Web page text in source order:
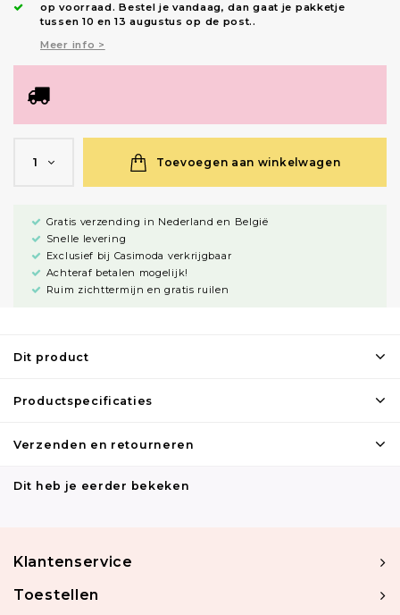
op voorraad.Bestel je vandaag, dan gaat je pakketje
tussen 10 en 13 augustus op de post..
Meer info >
1 Toevoegen aan winkelwagen
Gratis verzending in Nederland en België
Snelle levering
Exclusief bij Casimoda verkrijgbaar
Achteraf betalen mogelijk!
Ruim zichttermijn en gratis ruilen
Dit product
Productspecificaties
Verzenden en retourneren
Dit heb je eerder bekeken
Klantenservice
Toestellen